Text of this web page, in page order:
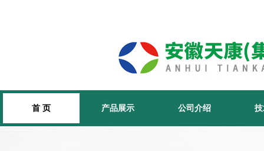
首 页 产品展示 公司介绍